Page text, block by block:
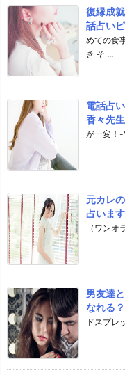
復縁成
話占い
めての食
き そ ...
電話占
香々先
が一変！-
元カレ
占います
（ワン
男友達
なれる？
ドスプレ